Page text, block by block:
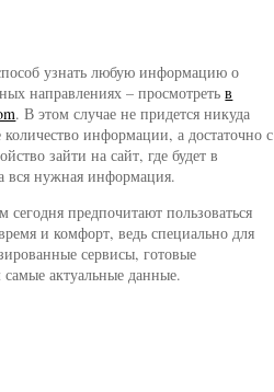
узнать любую информацию о
направлениях – просмотретьв
. В этом случае не придется никуда
информации, а достаточно с
зайти на сайт, где будет в
вся нужная информация.
предпочитают пользоваться
и комфорт, ведь специально для
сервисы, готовые
самые актуальные данные.